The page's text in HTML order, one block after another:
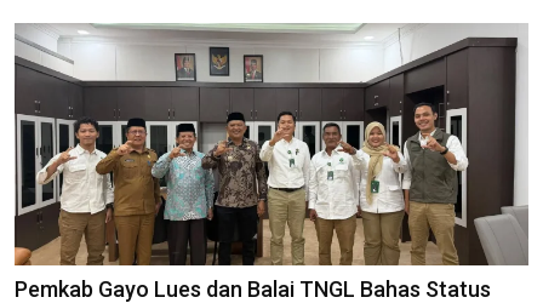
Pemkab Gayo Lues dan Balai TNGL Bahas Status